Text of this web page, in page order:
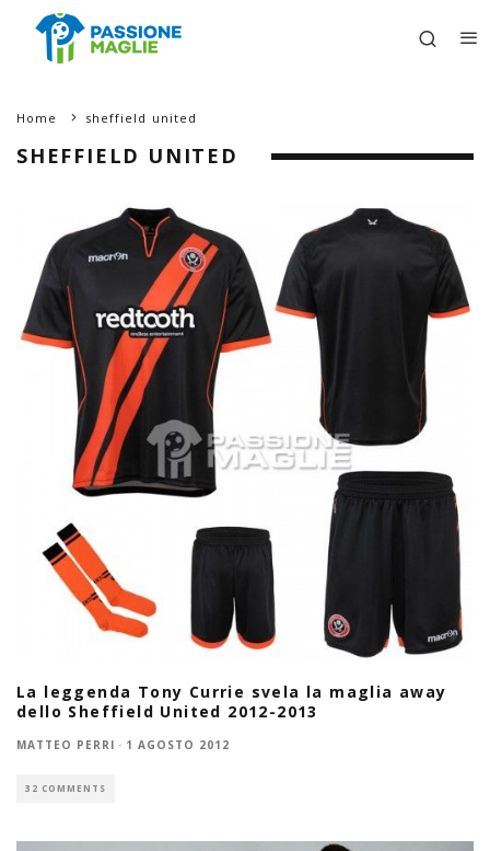
Home sheffield united
SHEFFIELD UNITED
La leggenda Tony Currie svela la maglia away
dello Sheffield United 2012-2013
MATTEO PERRI · 1 AGOSTO 2012
32 COMMENTS